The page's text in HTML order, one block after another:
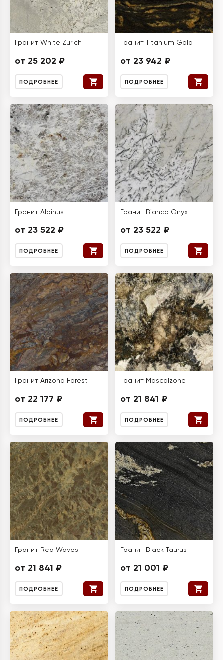
Гранит White Zurich
от 25 202 ₽
ПОДРОБНЕЕ
Гранит Titanium Gold
от 23 942 ₽
ПОДРОБНЕЕ
Гранит Alpinus
от 23 522 ₽
ПОДРОБНЕЕ
Гранит Bianco Onyx
от 23 522 ₽
ПОДРОБНЕЕ
Гранит Arizona Forest
от 22 177 ₽
ПОДРОБНЕЕ
Гранит Mascalzone
от 21 841 ₽
ПОДРОБНЕЕ
Гранит Red Waves
от 21 841 ₽
ПОДРОБНЕЕ
Гранит Black Taurus
от 21 001 ₽
ПОДРОБНЕЕ